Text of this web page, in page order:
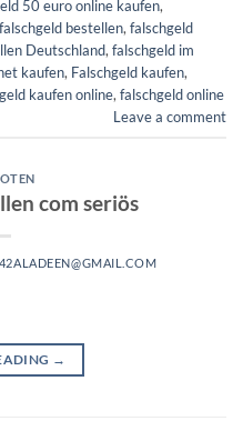
50 euro online kaufen,
falschgeld bestellen, falschgeld
Deutschland, falschgeld im
kaufen​, Falschgeld kaufen,
kaufen online​, falschgeld online
Leave a comment
com seriös​
42ALADEEN@GMAIL.COM
→